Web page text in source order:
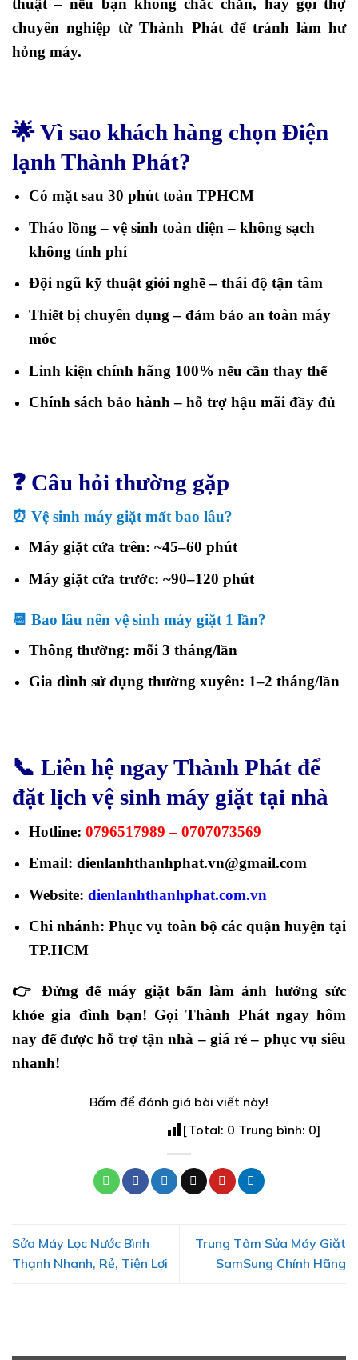
thuật – nếu bạn không chắc chắn, hãy gọi thợ
chuyên nghiệp từ Thành Phát để tránh làm hư
hỏng máy.
🌟 Vì sao khách hàng chọn Điện
lạnh Thành Phát?
Có mặt sau 30 phút toàn TPHCM
Tháo lồng – vệ sinh toàn diện – không sạch
không tính phí
Đội ngũ kỹ thuật giỏi nghề – thái độ tận tâm
Thiết bị chuyên dụng – đảm bảo an toàn máy
móc
Linh kiện chính hãng 100% nếu cần thay thế
Chính sách bảo hành – hỗ trợ hậu mãi đầy đủ
❓ Câu hỏi thường gặp
⏰ Vệ sinh máy giặt mất bao lâu?
Máy giặt cửa trên: ~45–60 phút
Máy giặt cửa trước: ~90–120 phút
📆 Bao lâu nên vệ sinh máy giặt 1 lần?
Thông thường: mỗi 3 tháng/lần
Gia đình sử dụng thường xuyên: 1–2 tháng/lần
📞 Liên hệ ngay Thành Phát để
đặt lịch vệ sinh máy giặt tại nhà
Hotline: 0796517989 – 0707073569
Email: dienlanhthanhphat.vn@gmail.com
Website: dienlanhthanhphat.com.vn
Chi nhánh: Phục vụ toàn bộ các quận huyện tại
TP.HCM
👉
Đừng để máy giặt bẩn làm ảnh hưởng sức
khỏe gia đình bạn! Gọi Thành Phát ngay hôm
nay để được hỗ trợ tận nhà – giá rẻ – phục vụ siêu
nhanh!
Bấm để đánh giá bài viết này!
[Total: 0 Trung bình: 0]
Sửa Máy Lọc Nước Bình
Thạnh Nhanh, Rẻ, Tiện Lợi
Trung Tâm Sửa Máy Giặt
SamSung Chính Hãng